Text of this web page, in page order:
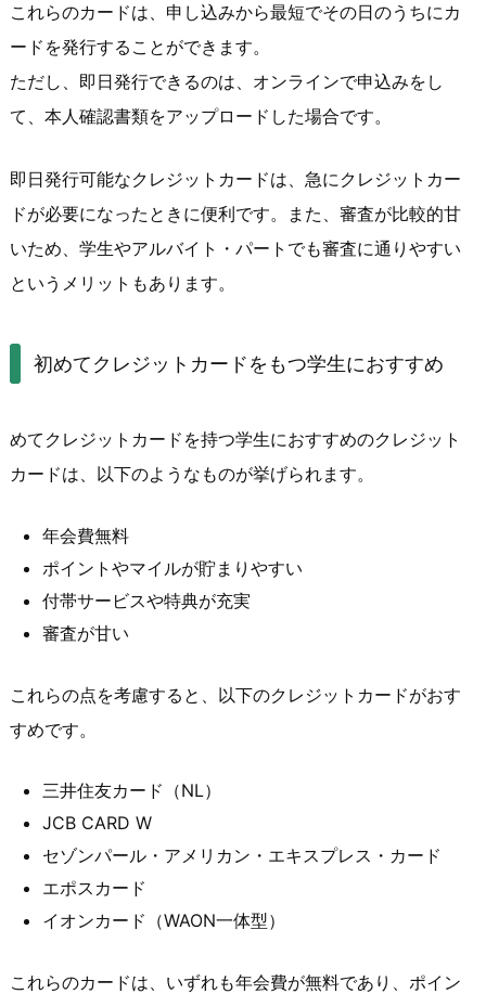
これらのカードは、申し込みから最短でその日のうちにカ
ードを発行することができます。
ただし、即日発行できるのは、オンラインで申込みをし
て、本人確認書類をアップロードした場合です。
即日発行可能なクレジットカードは、急にクレジットカー
ドが必要になったときに便利です。また、審査が比較的甘
いため、学生やアルバイト・パートでも審査に通りやすい
というメリットもあります。
初めてクレジットカードをもつ学生におすすめ
めてクレジットカードを持つ学生におすすめのクレジット
カードは、以下のようなものが挙げられます。
年会費無料
ポイントやマイルが貯まりやすい
付帯サービスや特典が充実
審査が甘い
これらの点を考慮すると、以下のクレジットカードがおす
すめです。
三井住友カード（NL）
JCB CARD W
セゾンパール・アメリカン・エキスプレス・カード
エポスカード
イオンカード（WAON一体型）
これらのカードは、いずれも年会費が無料であり、ポイン